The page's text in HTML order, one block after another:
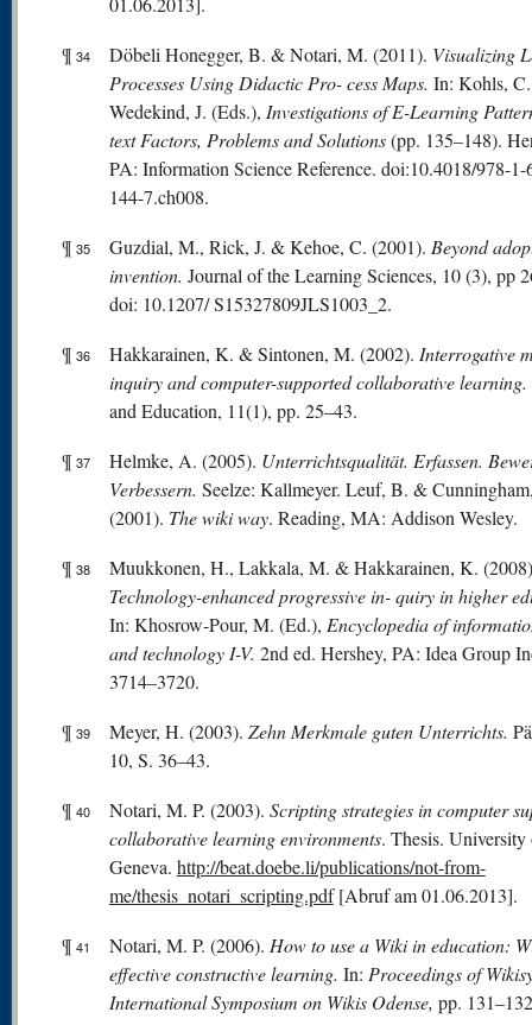
¶ 34 Döbeli Honegger, B. & Notari, M. (2011). Visualizing
Processes Using Didactic Pro- cess Maps. In: Kohls,
Wedekind, J. (Eds.), Investigations of E-Learning
text Factors, Problems and Solutions(pp. 135–148).
PA: Information Science Reference. doi:10.4018/978-1-
144-7.ch008.
¶ 35 Guzdial, M., Rick, J. & Kehoe, C. (2001). Beyond
invention. Journal of the Learning Sciences, 10 (3), pp
doi: 10.1207/ S15327809JLS1003_2.
¶ 36 Hakkarainen, K. & Sintonen, M. (2002). Interrogative
inquiry and computer-supported collaborative learning.
and Education, 11(1), pp. 25–43.
¶ 37 Helmke, A. (2005). Unterrichtsqualität. Erfassen.
Verbessern. Seelze: Kallmeyer. Leuf, B. &
(2001). The wiki way. Reading, MA: Addison Wesley.
¶ 38
Muukkonen, H., Lakkala, M. & Hakkarainen, K.
Technology-enhanced progressive in- quiry in higher
In: Khosrow-Pour, M. (Ed.), Encyclopedia of
and technology I-V. 2nd ed. Hershey, PA: Idea Group
3714–3720.
¶ 39 Meyer, H. (2003). Zehn Merkmale guten Unterrichts.
10, S. 36–43.
¶ 40 Notari, M. P. (2003). Scripting strategies in computer
collaborative learning environments. Thesis. University
Geneva. http://beat.doebe.li/publications/not-from-
me/thesis_notari_scripting.pdf[Abruf am 01.06.2013].
¶ 41 Notari, M. P. (2006). How to use a Wiki in education:
effective constructive learning. In: Proceedings of
International Symposium on Wikis Odense, pp.